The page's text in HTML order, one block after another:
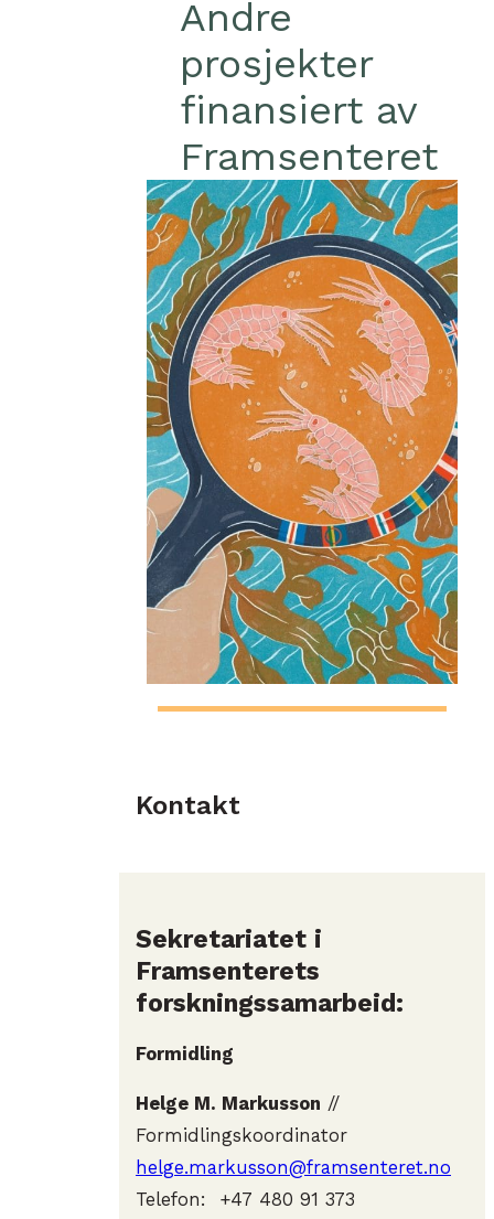
Andre
prosjekter
finansiert av
Framsenteret
Kontakt
Sekretariatet i
Framsenterets
forskningssamarbeid:
Formidling
Helge M. Markusson //
Formidlingskoordinator
helge.markusson@framsenteret.no
Telefon: +47 480 91 373